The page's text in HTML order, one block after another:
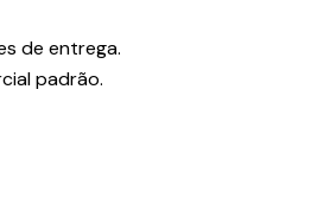
de entrega.
padrão.